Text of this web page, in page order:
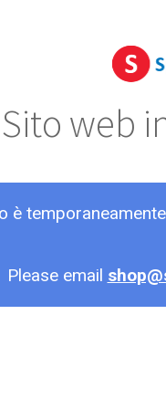
Sito web
è
Please email